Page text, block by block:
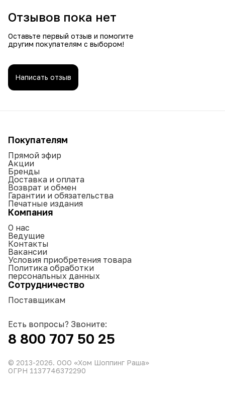
Отзывов пока нет
Оставьте первый отзыв и помогите
другим покупателям с выбором!
Написать отзыв
Покупателям
Прямой эфир
Акции
Бренды
Доставка и оплата
Возврат и обмен
Гарантии и обязательства
Печатные издания
Компания
О нас
Ведущие
Контакты
Вакансии
Условия приобретения товара
Политика обработки
персональных данных
Сотрудничество
Поставщикам
Есть вопросы? Звоните:
8 800 707 50 25
© 2013-2026. ООО «Хом Шоппинг Раша»
ОГРН 1137746372290